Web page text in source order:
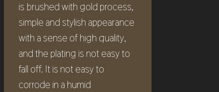
is brushed with gold process,
simple and stylish appearance
with a sense of high quality,
and the plating is not easy to
fall off. It is not easy to
corrode in a humid